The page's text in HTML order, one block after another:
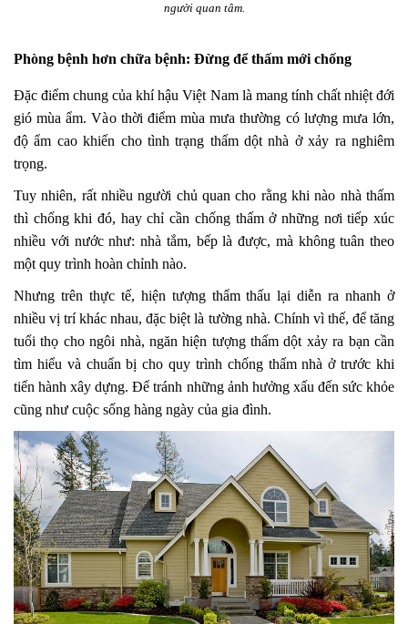
người quan tâm.
Phòng bệnh hơn chữa bệnh: Đừng để thấm mới chống
Đặc điểm chung của khí hậu Việt Nam là mang tính chất nhiệt đới
gió mùa ẩm. Vào thời điểm mùa mưa thường có lượng mưa lớn,
độ ẩm cao khiến cho tình trạng thấm dột nhà ở xảy ra nghiêm
trọng.
Tuy nhiên, rất nhiều người chủ quan cho rằng khi nào nhà thấm
thì chống khi đó, hay chỉ cần chống thấm ở những nơi tiếp xúc
nhiều với nước như: nhà tắm, bếp là được, mà không tuân theo
một quy trình hoàn chỉnh nào.
Nhưng trên thực tế, hiện tượng thẩm thấu lại diễn ra nhanh ở
nhiều vị trí khác nhau, đặc biệt là tường nhà. Chính vì thế, để tăng
tuổi thọ cho ngôi nhà, ngăn hiện tượng thấm dột xảy ra bạn cần
tìm hiểu và chuẩn bị cho quy trình chống thấm nhà ở trước khi
tiến hành xây dựng. Để tránh những ảnh hưởng xấu đến sức khỏe
cũng như cuộc sống hàng ngày của gia đình.